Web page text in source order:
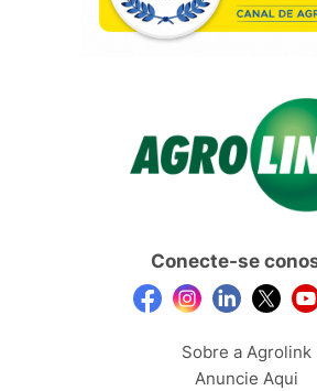
Conecte-se
Sobre a Agrolink
Anuncie Aqui